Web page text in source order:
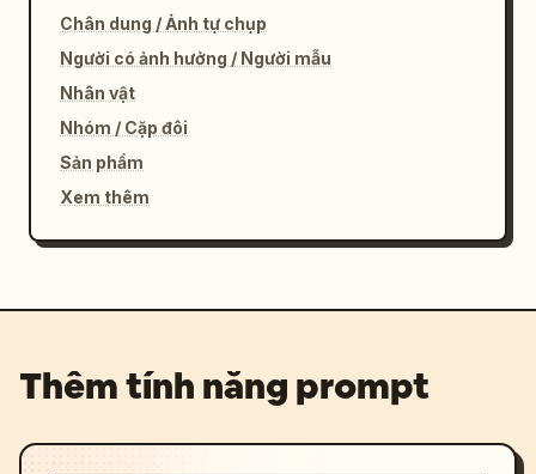
Chân dung / Ảnh tự chụp
Người có ảnh hưởng / Người mẫu
Nhân vật
Nhóm / Cặp đôi
Sản phẩm
Xem thêm
Thêm tính năng prompt